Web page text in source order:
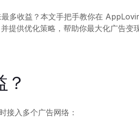
多收益？本文手把手教你在
提供优化策略，帮助你最大化广告变
？
入多个广告网络：